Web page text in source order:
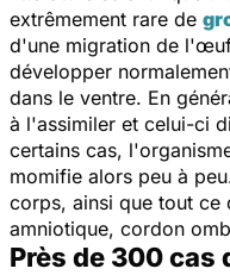
extrêmement rare de
d'une migration de
développer
dans le ventre. En
à l'assimiler et celui-ci
certains cas,
momifie alors peu à
corps, ainsi que tout ce
amniotique, cordon
Près de 300 cas